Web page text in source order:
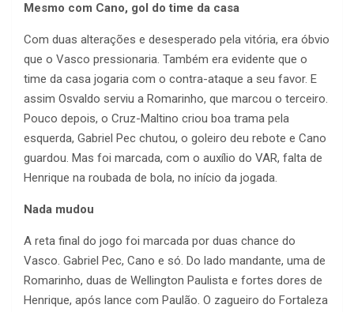
Mesmo com Cano, gol do time da casa
Com duas alterações e desesperado pela vitória, era óbvio
que o Vasco pressionaria. Também era evidente que o
time da casa jogaria com o contra-ataque a seu favor. E
assim Osvaldo serviu a Romarinho, que marcou o terceiro.
Pouco depois, o Cruz-Maltino criou boa trama pela
esquerda, Gabriel Pec chutou, o goleiro deu rebote e Cano
guardou. Mas foi marcada, com o auxílio do VAR, falta de
Henrique na roubada de bola, no início da jogada.
Nada mudou
A reta final do jogo foi marcada por duas chance do
Vasco. Gabriel Pec, Cano e só. Do lado mandante, uma de
Romarinho, duas de Wellington Paulista e fortes dores de
Henrique, após lance com Paulão. O zagueiro do Fortaleza